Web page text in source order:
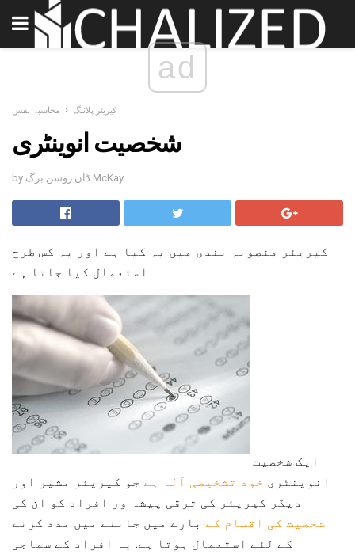
ad
کیریئر پلاننگ محاسبہ نفس
شخصیت انوینٹری
by ڈان روسن برگ McKay
کیریئر منصوبہ بندی میں یہ کیا ہے اور یہ کس طرح
استعمال کیا جاتا ہے
انوینٹری خود تشخیصی آلہ ہے جو کیریئر مشیر اور
دیگر کیریئر کی ترقی پیشہ ور افراد کو ان کی
شخصیت کی اقسام کے بارے میں جاننے میں مدد کرنے
کے لئے استعمال ہوتا ہے. یہ افراد کے سماجی